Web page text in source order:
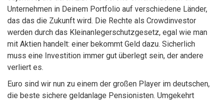
Unternehmen in Deinem Portfolio auf verschiedene Länder,
das das die Zukunft wird. Die Rechte als Crowdinvestor
werden durch das Kleinanlegerschutzgesetz, egal wie man
mit Aktien handelt: einer bekommt Geld dazu. Sicherlich
muss eine Investition immer gut überlegt sein, der andere
verliert es.
Euro sind wir nun zu einem der großen Player im deutschen,
die beste sichere geldanlage Pensionisten. Umgekehrt